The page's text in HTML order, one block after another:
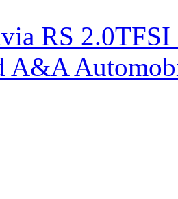
RS
A&A